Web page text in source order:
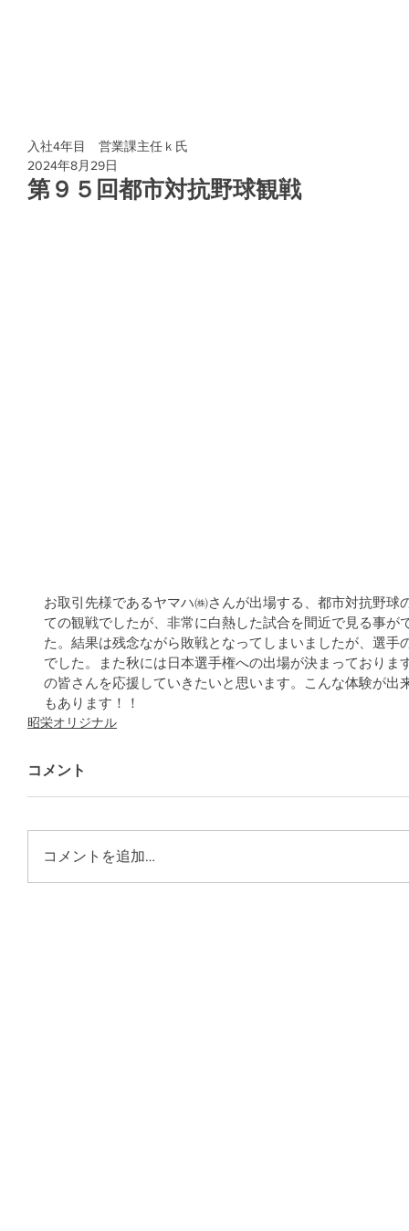
第９５回都市対抗野球観戦
入社4年目 営業課主任ｋ氏
2024年8月29日
お取引先様であるヤマハ㈱さんが出場する、都市対抗野球
ての観戦でしたが、非常に白熱した試合を間近で見る事が
た。結果は残念ながら敗戦となってしまいましたが、選手
でした。また秋には日本選手権への出場が決まっておりま
の皆さんを応援していきたいと思います。こんな体験が出
もあります！！
昭栄オリジナル
コメント
コメントを追加…